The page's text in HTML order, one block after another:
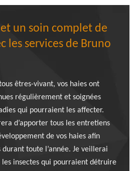
un soin complet de
les services de Bruno
êtres-vivant, vos haies ont
régulièrement et soignées
qui pourraient les affecter.
d’apporter tous les entretiens
de vos haies afin
durant toute l’année. Je veillerai
insectes qui pourraient détruire